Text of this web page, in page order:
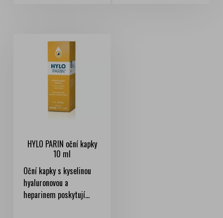
HYLO PARIN oční kapky
10 ml
Oční kapky s kyselinou
hyaluronovou a
heparinem poskytují...